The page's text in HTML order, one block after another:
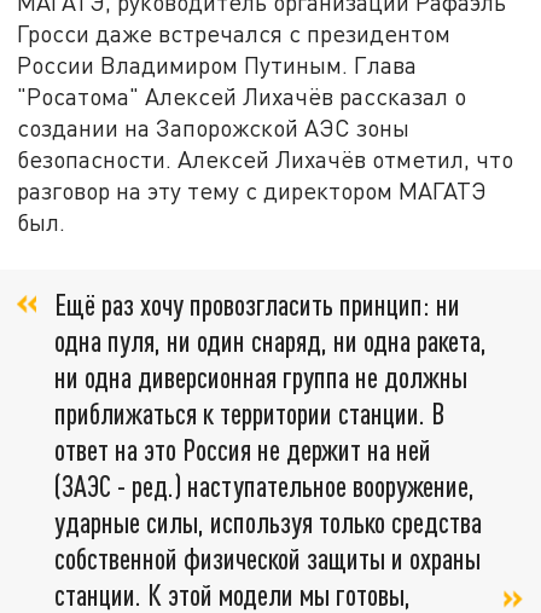
Гросси даже встречался с президентом
России Владимиром Путиным. Глава
"Росатома" Алексей Лихачёв рассказал о
создании на Запорожской АЭС зоны
безопасности. Алексей Лихачёв отметил, что
разговор на эту тему с директором МАГАТЭ
был.
Ещё раз хочу провозгласить принцип: ни
одна пуля, ни один снаряд, ни одна ракета,
ни одна диверсионная группа не должны
приближаться к территории станции. В
ответ на это Россия не держит на ней
(ЗАЭС - ред.) наступательное вооружение,
ударные силы, используя только средства
собственной физической защиты и охраны
станции. К этой модели мы готовы,